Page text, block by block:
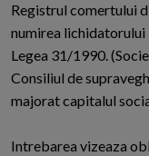
Registrul comertului
numirea lichidatorului
Legea 31/1990.
Consiliul de
majorat capitalul
Intrebarea vizeaza